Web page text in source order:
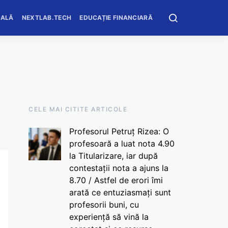
NEXTLAB.TECH EDUCAȚIE FINANCIARĂ
CELE MAI CITITE ARTICOLE
Profesorul Petruț Rizea: O
profesoară a luat nota 4.90
la Titularizare, iar după
contestații nota a ajuns la
8.70 / Astfel de erori îmi
arată ce entuziasmați sunt
profesorii buni, cu
experiență să vină la